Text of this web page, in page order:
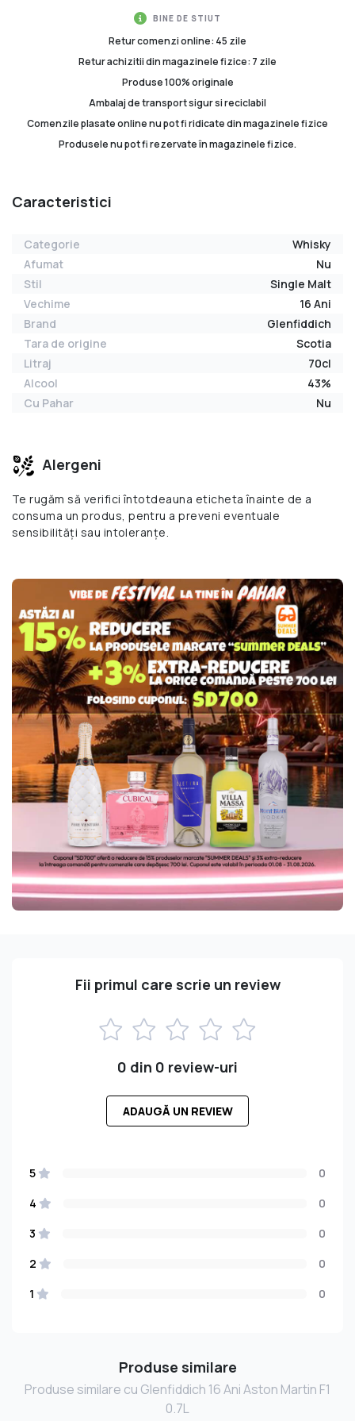
BINE DE STIUT
Retur comenzi online: 45 zile
Retur achizitii din magazinele fizice: 7 zile
Produse 100% originale
Ambalaj de transport sigur si reciclabil
Comenzile plasate online nu pot fi ridicate din magazinele fizice
Produsele nu pot fi rezervate în magazinele fizice.
Caracteristici
Categorie
Whisky
Afumat
Nu
Stil
Single Malt
Vechime
16 Ani
Brand
Glenfiddich
Tara de origine
Scotia
Litraj
70cl
Alcool
43%
Cu Pahar
Nu
Alergeni
Te rugăm să verifici întotdeauna eticheta înainte de a
consuma un produs, pentru a preveni eventuale
sensibilități sau intoleranțe.
Fii primul care scrie un review
0 din 0 review-uri
ADAUGĂ UN REVIEW
5
0
4
0
3
0
2
0
1
0
Produse similare
Produse similare cu Glenfiddich 16 Ani Aston Martin F1
0.7L